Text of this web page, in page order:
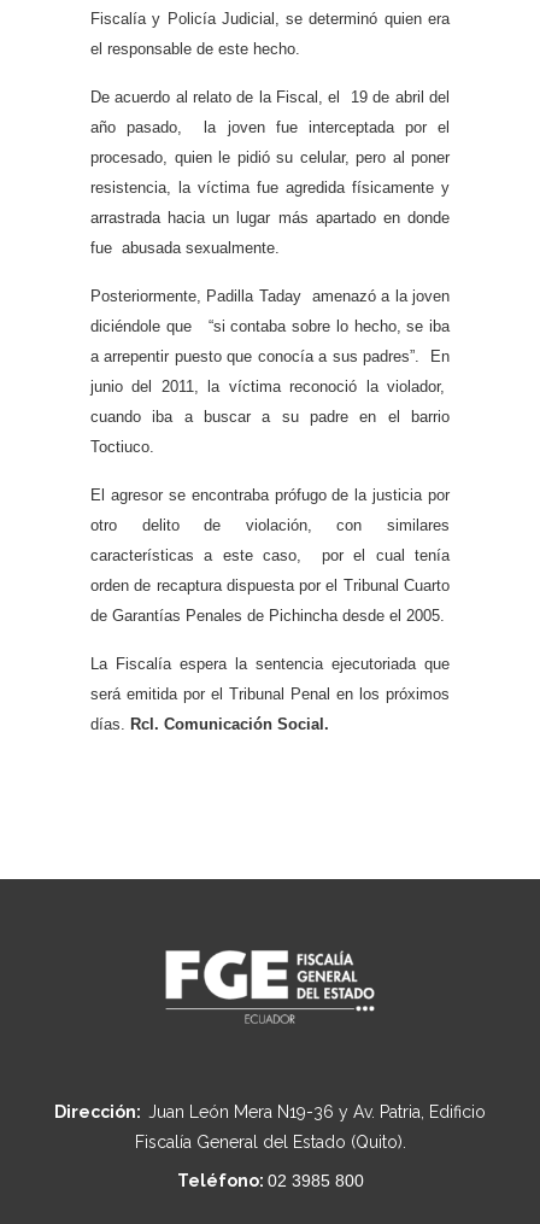
Fiscalía y Policía Judicial, se determinó quien era
el responsable de este hecho.
De acuerdo al relato de la Fiscal, el 19 de abril del
año pasado, la joven fue interceptada por el
procesado, quien le pidió su celular, pero al poner
resistencia, la víctima fue agredida físicamente y
arrastrada hacia un lugar más apartado en donde
fue abusada sexualmente.
Posteriormente, Padilla Taday amenazó a la joven
diciéndole que “si contaba sobre lo hecho, se iba
a arrepentir puesto que conocía a sus padres”. En
junio del 2011, la víctima reconoció la violador,
cuando iba a buscar a su padre en el barrio
Toctiuco.
El agresor se encontraba prófugo de la justicia por
otro delito de violación, con similares
características a este caso, por el cual tenía
orden de recaptura dispuesta por el Tribunal Cuarto
de Garantías Penales de Pichincha desde el 2005.
La Fiscalía espera la sentencia ejecutoriada que
será emitida por el Tribunal Penal en los próximos
días. Rcl. Comunicación Social.
Dirección: Juan León Mera N19-36 y Av. Patria, Edificio
Fiscalía General del Estado (Quito).
Teléfono: 02 3985 800